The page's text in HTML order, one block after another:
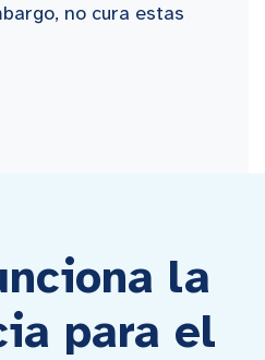
no cura estas
la
para el